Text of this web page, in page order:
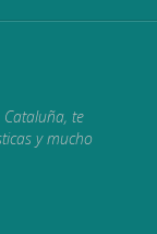
te
y mucho